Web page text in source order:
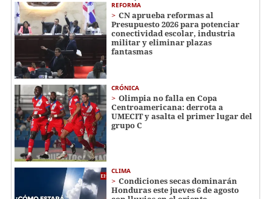
REFORMA
CN aprueba reformas al
Presupuesto 2026 para potenciar
conectividad escolar, industria
militar y eliminar plazas
fantasmas
CRÓNICA
Olimpia no falla en Copa
Centroamericana: derrota a
UMECIT y asalta el primer lugar del
grupo C
CLIMA
Condiciones secas dominarán
Honduras este jueves 6 de agosto